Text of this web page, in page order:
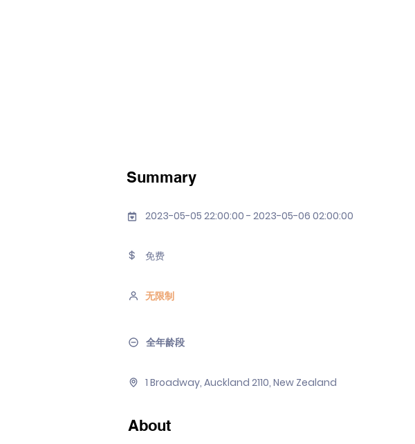
Summary
2023-05-05 22:00:00 - 2023-05-06 02:00:00
免费
无限制
全年龄段
1 Broadway, Auckland 2110, New Zealand
About